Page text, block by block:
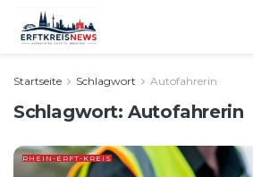
Startseite Schlagwort Autofahrerin
Schlagwort:Autofahrerin
RHEIN-ERFT-KREIS